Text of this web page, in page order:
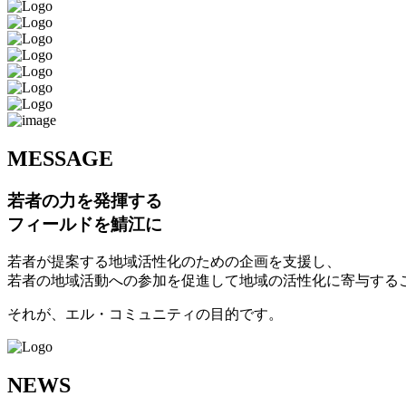
MESSAGE
若者の力を発揮する
フィールドを鯖江に
若者が提案する地域活性化のための企画を支援し、
若者の地域活動への参加を促進して地域の活性化に寄与する
それが、エル・コミュニティの目的です。
NEWS